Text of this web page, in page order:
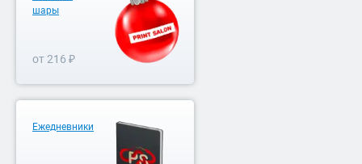
шары
от 216 ₽
Ежедневники